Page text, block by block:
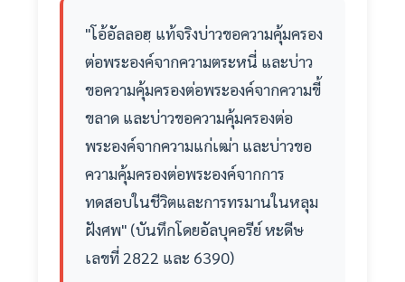
"โอ้อัลลอฮฺ แท้จริงบ่าวขอความคุ้มครอง
ต่อพระองค์จากความตระหนี่ และบ่าว
ขอความคุ้มครองต่อพระองค์จากความขี้
ขลาด และบ่าวขอความคุ้มครองต่อ
พระองค์จากความแก่เฒ่า และบ่าวขอ
ความคุ้มครองต่อพระองค์จากการ
ทดสอบในชีวิตและการทรมานในหลุม
ฝังศพ" (บันทึกโดยอัลบุคอรีย์ หะดีษ
เลขที่ 2822 และ 6390)